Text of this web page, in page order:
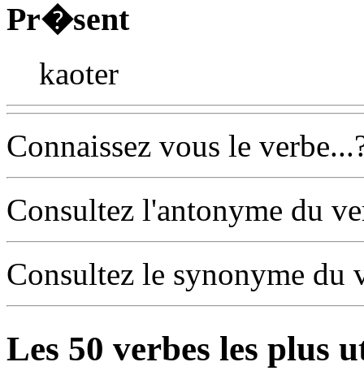
Pr�sent
kaoter
Connaissez vous le
Consultez l'antonyme du
Consultez le synonyme du
Les 50 verbes les plus